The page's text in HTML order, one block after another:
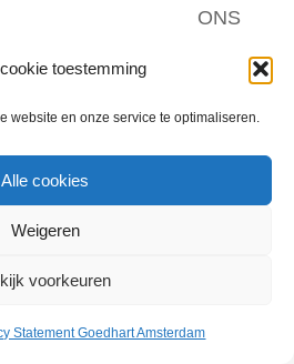
toestemming
website en onze service te optimaliseren.
Alle cookies
Weigeren
voorkeuren
Statement Goedhart Amsterdam
ONS
Bel ons op
020 33 77